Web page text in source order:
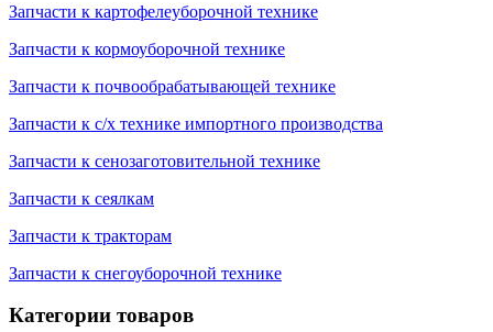
Запчасти к картофелеуборочной технике
Запчасти к кормоуборочной технике
Запчасти к почвообрабатывающей технике
Запчасти к с/х технике импортного производства
Запчасти к сенозаготовительной технике
Запчасти к сеялкам
Запчасти к тракторам
Запчасти к снегоуборочной технике
Категории товаров